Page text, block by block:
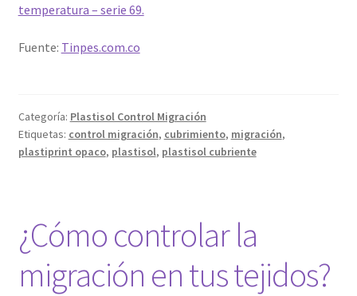
temperatura – serie 69.
Fuente: Tinpes.com.co
Categoría: Plastisol Control Migración
Etiquetas: control migración, cubrimiento, migración,
plastiprint opaco, plastisol, plastisol cubriente
¿Cómo controlar la
migración en tus tejidos?